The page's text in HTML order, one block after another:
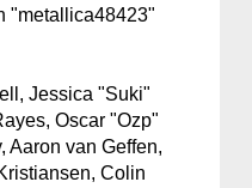
"metallica48423"
Jessica "Suki"
Oscar "Ozp"
Aaron van Geffen,
Colin